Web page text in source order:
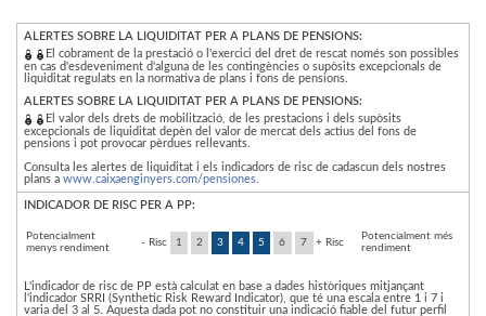
I
n
d
i
ALERTES SOBRE LA LIQUIDITAT PER A PLANS DE PENSIONS:
El cobrament de la prestació o l'exercici del dret de rescat només son possibles
en cas d'esdeveniment d'alguna de les contingències o supòsits excepcionals de
liquiditat regulats en la normativa de plans i fons de pensions.
ALERTES SOBRE LA LIQUIDITAT PER A PLANS DE PENSIONS:
El valor dels drets de mobilització, de les prestacions i dels supòsits
excepcionals de liquiditat depèn del valor de mercat dels actius del fons de
pensions i pot provocar pèrdues rellevants.
Consulta les alertes de liquiditat i els indicadors de risc de cadascun dels nostres
plans a www.caixaenginyers.com/pensiones.
INDICADOR DE RISC PER A PP:
Potencialment
menys rendiment
- Risc 1 2 3 4 5 6 7 + Risc
Potencialment més
rendiment
L'indicador de risc de PP està calculat en base a dades històriques mitjançant
l'indicador SRRI (Synthetic Risk Reward Indicator), que té una escala entre 1 i 7 i
varia del 3 al 5. Aquesta dada pot no constituir una indicació fiable del futur perfil